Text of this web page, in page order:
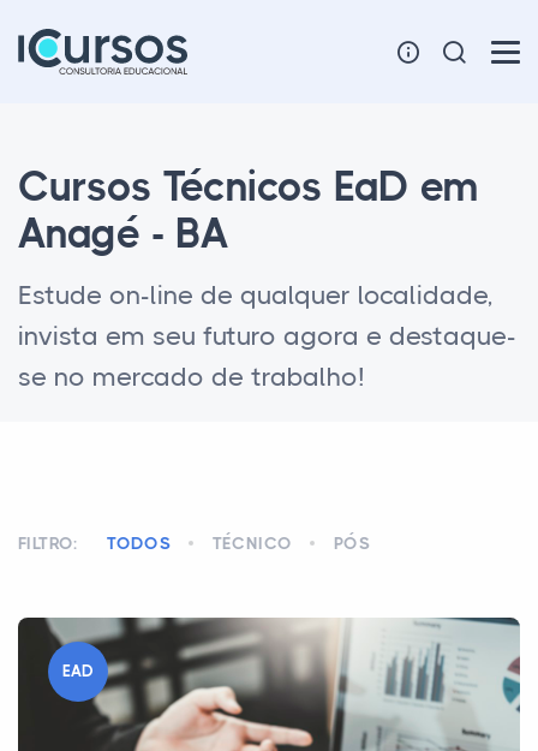
Cursos Técnicos EaD em
Anagé - BA
Estude on-line de qualquer localidade,
invista em seu futuro agora e destaque-
se no mercado de trabalho!
FILTRO: TODOS TÉCNICO PÓS
EAD